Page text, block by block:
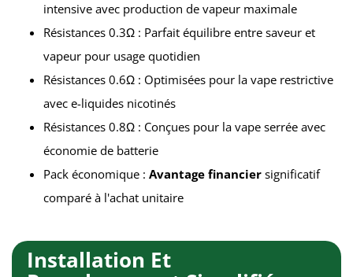
intensive avec production de vapeur maximale
Résistances 0.3Ω : Parfait équilibre entre saveur et
vapeur pour usage quotidien
Résistances 0.6Ω : Optimisées pour la vape restrictive
avec e-liquides nicotinés
Résistances 0.8Ω : Conçues pour la vape serrée avec
économie de batterie
Pack économique : Avantage financier significatif
comparé à l'achat unitaire
Installation Et